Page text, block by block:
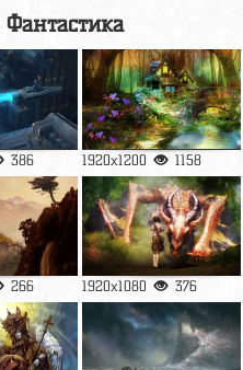
Фантастика
386 1920x1200 1158
266 1920x1080 376